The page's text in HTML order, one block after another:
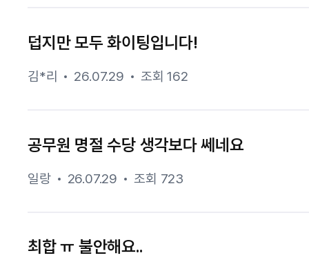
덥지만 모두 화이팅입니다!
김*리 26.07.29 조회 162
공무원 명절 수당 생각보다 쎄네요
일랑 26.07.29 조회 723
최합 ㅠ 불안해요..